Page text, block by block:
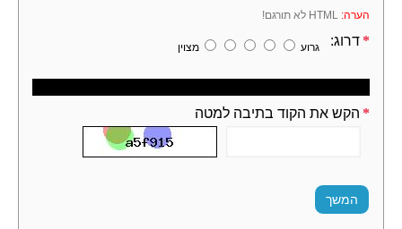
הערה:
דרוג: גרוע מצוין
הקש את הקוד בתיבה למטה
המשך